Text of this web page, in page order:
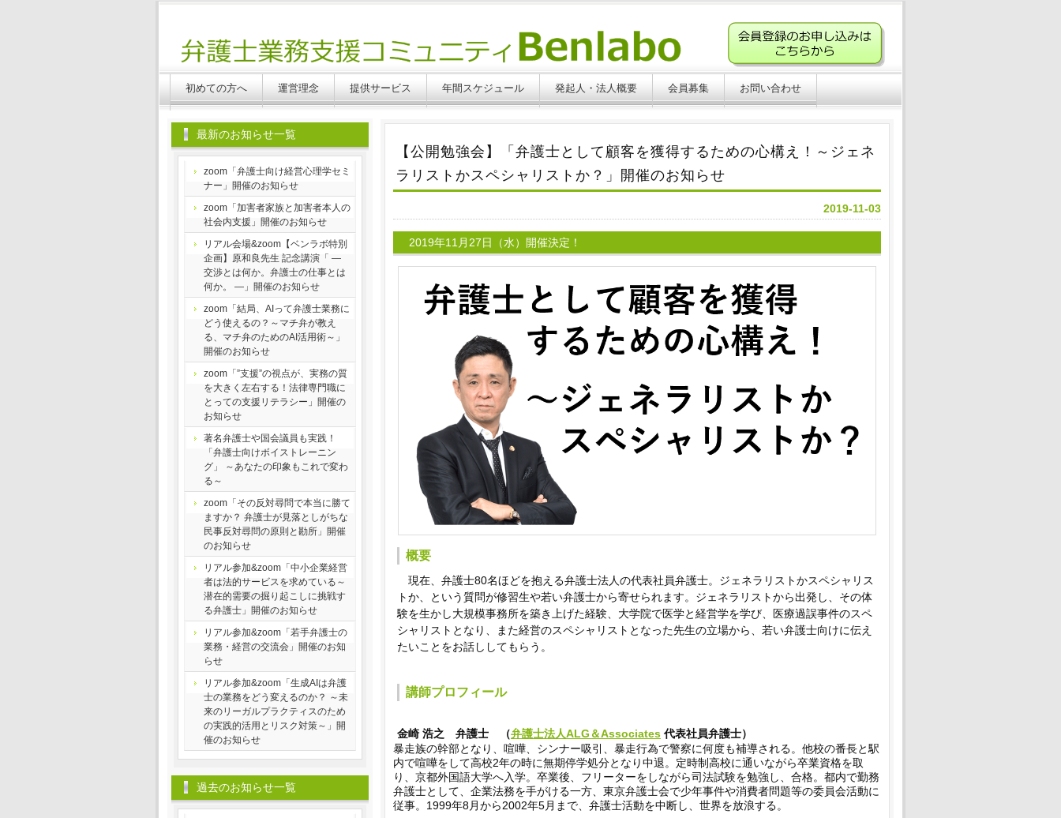
Benlabo
初めての方へ 運営理念 提供サービス 年間スケジュール 発起人・法人概要 会員募集 お問い合わせ
【公開勉強会】「弁護士として顧客を獲得するための心構え！～ジェネ
ラリストかスペシャリストか？」開催のお知らせ
2019-11-03
2019年11月27日（水）開催決定！
概要
現在、弁護士80名ほどを抱える弁護士法人の代表社員弁護士。ジェネラリストかスペシャリス
トか、という質問が修習生や若い弁護士から寄せられます。ジェネラリストから出発し、その体
験を生かし大規模事務所を築き上げた経験、大学院で医学と経営学を学び、医療過誤事件のスペ
シャリストとなり、また経営のスペシャリストとなった先生の立場から、若い弁護士向けに伝え
たいことをお話ししてもらう。
講師プロフィール
金崎 浩之 弁護士 （弁護士法人ALG＆Associates 代表社員弁護士）
暴走族の幹部となり、喧嘩、シンナー吸引、暴走行為で警察に何度も補導される。他校の番長と駅
内で喧嘩をして高校2年の時に無期停学処分となり中退。定時制高校に通いながら卒業資格を取
り、京都外国語大学へ入学。卒業後、フリーターをしながら司法試験を勉強し、合格。都内で勤務
弁護士として、企業法務を手がける一方、東京弁護士会で少年事件や消費者問題等の委員会活動に
従事。1999年8月から2002年5月まで、弁護士活動を中断し、世界を放浪する。
最新のお知らせ一覧
zoom「弁護士向け経営心理学セミ
ナー」開催のお知らせ
zoom「加害者家族と加害者本人の
社会内支援」開催のお知らせ
リアル会場&zoom【ベンラボ特別
企画】原和良先生 記念講演「 ―
交渉とは何か。弁護士の仕事とは
何か。 ―」開催のお知らせ
zoom「結局、AIって弁護士業務に
どう使えるの？～マチ弁が教え
る、マチ弁のためのAI活用術～」
開催のお知らせ
zoom「”支援”の視点が、実務の質
を大きく左右する！法律専門職に
とっての支援リテラシー」開催の
お知らせ
著名弁護士や国会議員も実践！
「弁護士向けボイストレーニン
グ」 ～あなたの印象もこれで変わ
る～
zoom「その反対尋問で本当に勝て
ますか？ 弁護士が見落としがちな
民事反対尋問の原則と勘所」開催
のお知らせ
リアル参加&zoom「中小企業経営
者は法的サービスを求めている～
潜在的需要の掘り起こしに挑戦す
る弁護士」開催のお知らせ
リアル参加&zoom「若手弁護士の
業務・経営の交流会」開催のお知
らせ
リアル参加&zoom「生成AIは弁護
士の業務をどう変えるのか？ ～未
来のリーガルプラクティスのため
の実践的活用とリスク対策～」開
催のお知らせ
過去のお知らせ一覧